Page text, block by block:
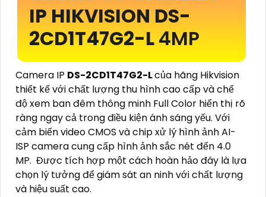
IP HIKVISION DS-
2CD1T47G2-L4MP
Camera IP DS-2CD1T47G2-Lcủa hãng Hikvision
thiết kế với chất lượng thu hình cao cấp và chế
độ xem ban đêm thông minh Full Color hiển thị rõ
ràng ngay cả trong điều kiện ánh sáng yếu. Với
cảm biến video CMOS và chip xử lý hình ảnh AI-
ISP camera cung cấp hình ảnh sắc nét đến 4.0
MP. Được tích hợp một cách hoàn hảo đây là lựa
chọn lý tưởng để giám sát an ninh với chất lượng
và hiệu suất cao.